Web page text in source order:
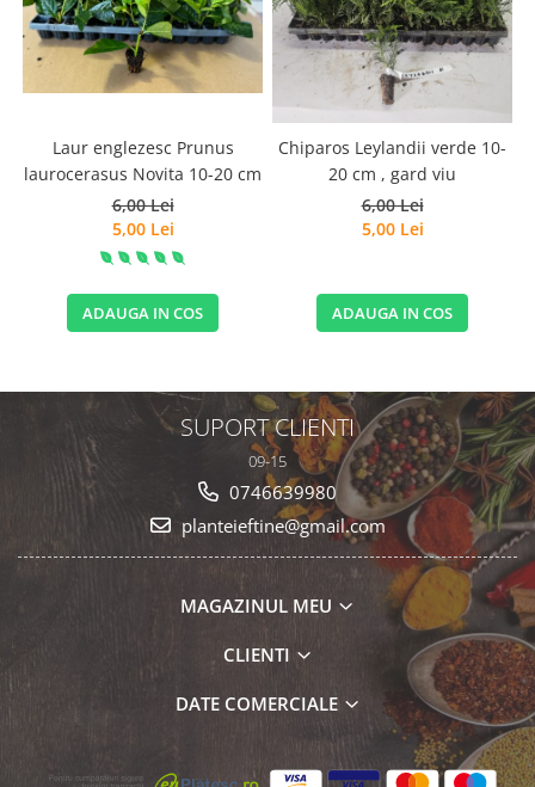
Laur englezesc Prunus
laurocerasus Novita 10-20 cm
6,00 Lei
5,00 Lei
ADAUGA IN COS
Chiparos Leylandii verde 10-
20 cm , gard viu
6,00 Lei
5,00 Lei
ADAUGA IN COS
SUPORT CLIENTI
09-15
0746639980
planteieftine@gmail.com
MAGAZINUL MEU
CLIENTI
DATE COMERCIALE